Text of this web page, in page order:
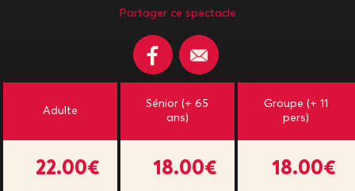
Partager ce spectacle
Adulte
22.00€
Sénior (+ 65
ans)
18.00€
Groupe (+ 11
pers)
18.00€